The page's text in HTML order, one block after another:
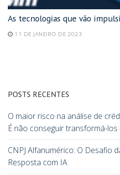
As tecnologias que vão
11 DE JANEIRO DE 2023
POSTS RECENTES
O maior risco na análise de
É não conseguir transformá-los
CNPJ Alfanumérico: O Desafio
Resposta com IA